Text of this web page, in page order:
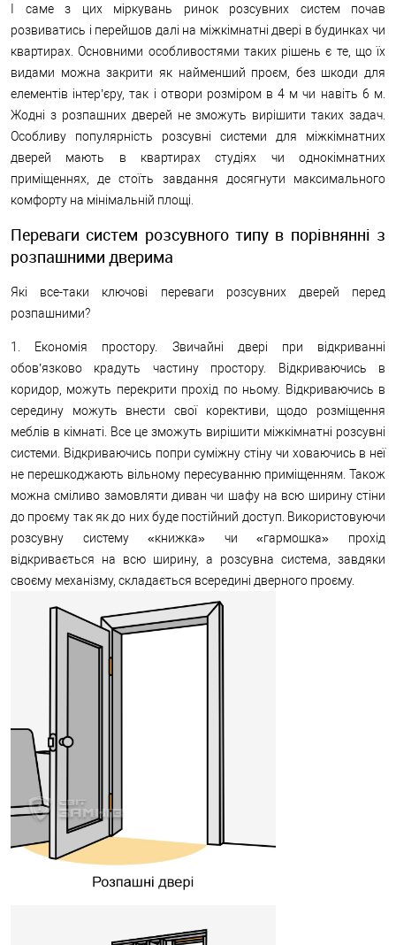
І саме з цих міркувань ринок розсувних систем почав
розвиватись і перейшов далі на міжкімнатні двері в будинках чи
квартирах. Основними особливостями таких рішень є те, що їх
видами можна закрити як найменший проєм, без шкоди для
елементів інтер’єру, так і отвори розміром в 4 м чи навіть 6 м.
Жодні з розпашних дверей не зможуть вирішити таких задач.
Особливу популярність розсувні системи для міжкімнатних
дверей мають в квартирах студіях чи однокімнатних
приміщеннях, де стоїть завдання досягнути максимального
комфорту на мінімальній площі.
Переваги систем розсувного типу в порівнянні з
розпашними дверима
Які все-таки ключові переваги розсувних дверей перед
розпашними?
1. Економія простору. Звичайні двері при відкриванні
обов’язково крадуть частину простору. Відкриваючись в
коридор, можуть перекрити прохід по ньому. Відкриваючись в
середину можуть внести свої корективи, щодо розміщення
меблів в кімнаті. Все це зможуть вирішити міжкімнатні розсувні
системи. Відкриваючись попри суміжну стіну чи ховаючись в неї
не перешкоджають вільному пересуванню приміщенням. Також
можна сміливо замовляти диван чи шафу на всю ширину стіни
до проєму так як до них буде постійний доступ. Використовуючи
розсувну систему «книжка» чи «гармошка» прохід
відкривається на всю ширину, а розсувна система, завдяки
своєму механізму, складається всередині дверного проєму.